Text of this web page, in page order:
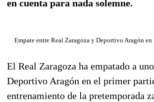
en cuenta para nada solemne.
Empate entre Real Zaragoza y Deportivo Aragón
El Real Zaragoza ha empatado a
Deportivo Aragón en el primer
entrenamiento de la pretemporada